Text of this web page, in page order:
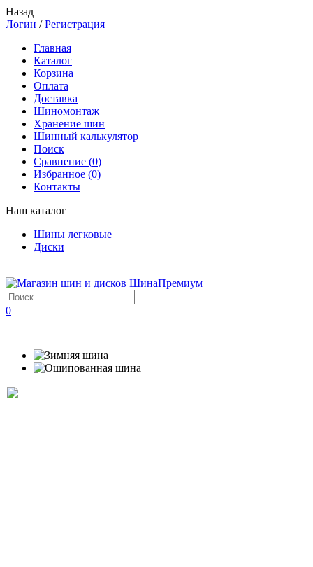
Назад
Логин /Регистрация
Главная
Каталог
Корзина
Оплата
Доставка
Шиномонтаж
Хранение шин
Шинный калькулятор
Поиск
Сравнение (0)
Избранное (0)
Контакты
Наш каталог
Шины легковые
Диски
0